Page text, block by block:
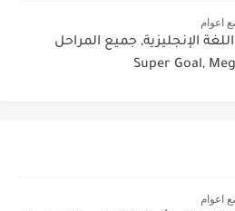
اعوام
الإنجليزية, جميع المراحل
Super Goal,
اعوام